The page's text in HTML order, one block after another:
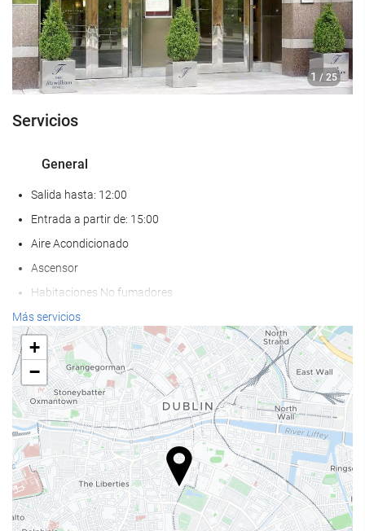
1 / 25
Servicios
General
Salida hasta: 12:00
Entrada a partir de: 15:00
Aire Acondicionado
Ascensor
Habitaciones No fumadores
Zona de fumadores
No admite mascotas
Servicios de recepción
Guardaequipaje
Caja fuerte
Cambio de divisa
Información turística
Más servicios
+
−